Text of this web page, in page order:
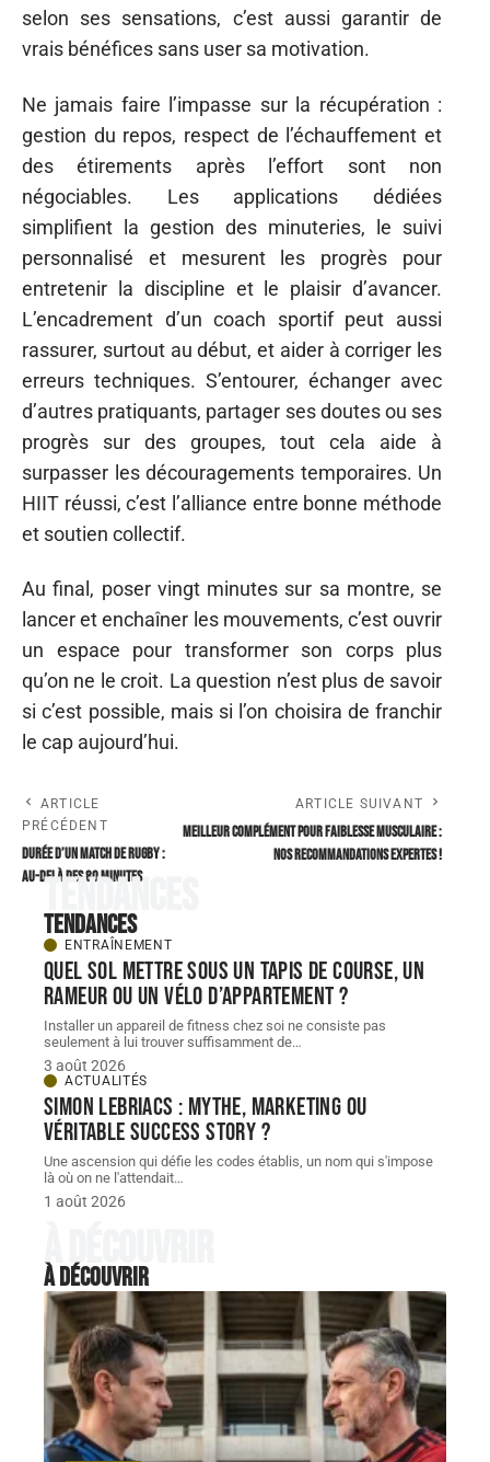
selon ses sensations, c’est aussi garantir de
vrais bénéfices sans user sa motivation.
Ne jamais faire l’impasse sur la récupération :
gestion du repos, respect de l’échauffement et
des étirements après l’effort sont non
négociables. Les applications dédiées
simplifient la gestion des minuteries, le suivi
personnalisé et mesurent les progrès pour
entretenir la discipline et le plaisir d’avancer.
L’encadrement d’un coach sportif peut aussi
rassurer, surtout au début, et aider à corriger les
erreurs techniques. S’entourer, échanger avec
d’autres pratiquants, partager ses doutes ou ses
progrès sur des groupes, tout cela aide à
surpasser les découragements temporaires. Un
HIIT réussi, c’est l’alliance entre bonne méthode
et soutien collectif.
Au final, poser vingt minutes sur sa montre, se
lancer et enchaîner les mouvements, c’est ouvrir
un espace pour transformer son corps plus
qu’on ne le croit. La question n’est plus de savoir
si c’est possible, mais si l’on choisira de franchir
le cap aujourd’hui.
ARTICLE
PRÉCÉDENT
Durée d’un match de rugby :
au-delà des 80 minutes
ARTICLE SUIVANT
Meilleur complément pour faiblesse musculaire :
nos recommandations expertes !
Tendances
Tendances
ENTRAÎNEMENT
Quel sol mettre sous un tapis de course, un
rameur ou un vélo d’appartement ?
Installer un appareil de fitness chez soi ne consiste pas
seulement à lui trouver suffisamment de…
3 août 2026
ACTUALITÉS
Simon Lebriacs : mythe, marketing ou
véritable success story ?
Une ascension qui défie les codes établis, un nom qui s'impose
là où on ne l'attendait…
1 août 2026
À découvrir
À découvrir